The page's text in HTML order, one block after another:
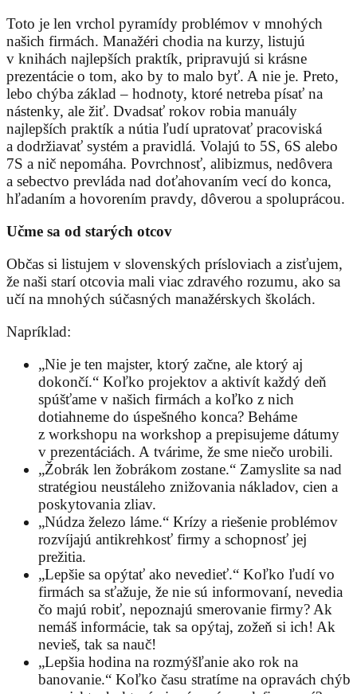
Toto je len vrchol pyramídy problémov v mnohých
našich firmách. Manažéri chodia na kurzy, listujú
v knihách najlepších praktík, pripravujú si krásne
prezentácie o tom, ako by to malo byť. A nie je. Preto,
lebo chýba základ – hodnoty, ktoré netreba písať na
nástenky, ale žiť. Dvadsať rokov robia manuály
najlepších praktík a nútia ľudí upratovať pracoviská
a dodržiavať systém a pravidlá. Volajú to 5S, 6S alebo
7S a nič nepomáha. Povrchnosť, alibizmus, nedôvera
a sebectvo prevláda nad doťahovaním vecí do konca,
hľadaním a hovorením pravdy, dôverou a spoluprácou.
Učme sa od starých otcov
Občas si listujem v slovenských prísloviach a zisťujem,
že naši starí otcovia mali viac zdravého rozumu, ako sa
učí na mnohých súčasných manažérskych školách.
Napríklad:
„Nie je ten majster, ktorý začne, ale ktorý aj
dokončí.“ Koľko projektov a aktivít každý deň
spúšťame v našich firmách a koľko z nich
dotiahneme do úspešného konca? Beháme
z workshopu na workshop a prepisujeme dátumy
v prezentáciách. A tvárime, že sme niečo urobili.
„Žobrák len žobrákom zostane.“ Zamyslite sa nad
stratégiou neustáleho znižovania nákladov, cien a
poskytovania zliav.
„Núdza železo láme.“ Krízy a riešenie problémov
rozvíjajú antikrehkosť firmy a schopnosť jej
prežitia.
„Lepšie sa opýtať ako nevedieť.“ Koľko ľudí vo
firmách sa sťažuje, že nie sú informovaní, nevedia
čo majú robiť, nepoznajú smerovanie firmy? Ak
nemáš informácie, tak sa opýtaj, zožeň si ich! Ak
nevieš, tak sa nauč!
„Lepšia hodina na rozmýšľanie ako rok na
banovanie.“ Koľko času stratíme na opravách chýb